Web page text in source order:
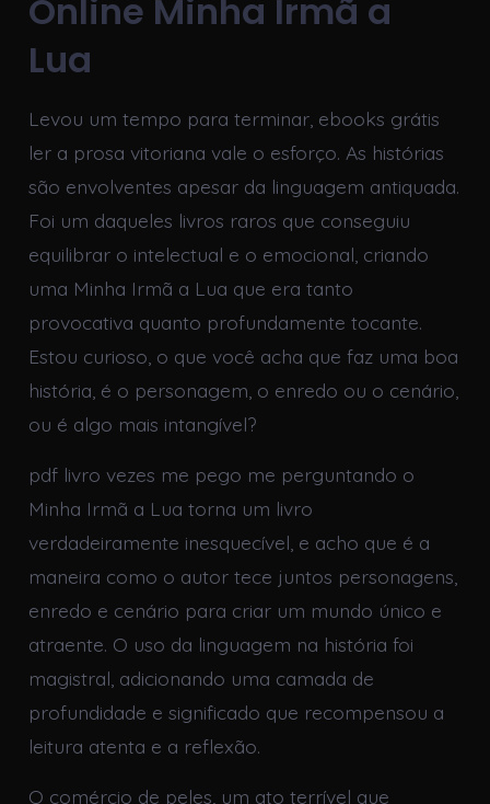
Online Minha Irmã a
Lua
Levou um tempo para terminar, ebooks grátis
ler a prosa vitoriana vale o esforço. As histórias
são envolventes apesar da linguagem antiquada.
Foi um daqueles livros raros que conseguiu
equilibrar o intelectual e o emocional, criando
uma Minha Irmã a Lua que era tanto
provocativa quanto profundamente tocante.
Estou curioso, o que você acha que faz uma boa
história, é o personagem, o enredo ou o cenário,
ou é algo mais intangível?
pdf livro vezes me pego me perguntando o
Minha Irmã a Lua torna um livro
verdadeiramente inesquecível, e acho que é a
maneira como o autor tece juntos personagens,
enredo e cenário para criar um mundo único e
atraente. O uso da linguagem na história foi
magistral, adicionando uma camada de
profundidade e significado que recompensou a
leitura atenta e a reflexão.
O comércio de peles, um ato terrível que